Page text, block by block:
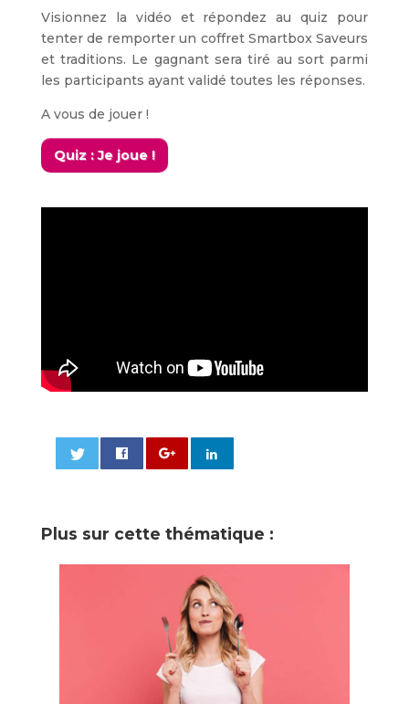
Visionnez la vidéo et répondez au quiz pour
tenter de remporter un coffret Smartbox Saveurs
et traditions. Le gagnant sera tiré au sort parmi
les participants ayant validé toutes les réponses.
A vous de jouer !
Quiz : Je joue !
Plus sur cette thématique :